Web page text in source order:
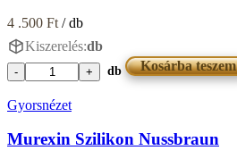
4 .500 Ft / db
Kiszerelés:db
Murexin
Mittelbraun
db Kosárba teszem
Gyorsnézet
Murexin Szilikon Nussbraun